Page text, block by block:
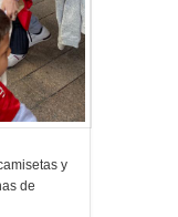
y
de